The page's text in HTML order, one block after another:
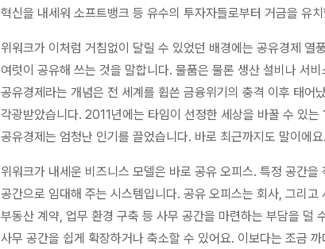
혁신을 내세워 소프트뱅크 등 유수의 투자자들로부터 거금을 유
위워크가 이처럼 거침없이 달릴 수 있었던 배경에는 공유경제 열
여럿이 공유해 쓰는 것을 말합니다. 물품은 물론 생산 설비나 서
공유경제라는 개념은 전 세계를 휩쓴 금융위기의 충격 이후 태어
각광받았습니다. 2011년에는 타임이 선정한 세상을 바꿀 수 있
공유경제는 엄청난 인기를 끌었습니다. 바로 최근까지도 말이에요.
위워크가 내세운 비즈니스 모델은 바로 공유 오피스. 특정 공간
공간으로 임대해 주는 시스템입니다. 공유 오피스는 회사, 그리
부동산 계약, 업무 환경 구축 등 사무 공간을 마련하는 부담을 덜
사무 공간을 쉽게 확장하거나 축소할 수 있어요. 이보다는 조금